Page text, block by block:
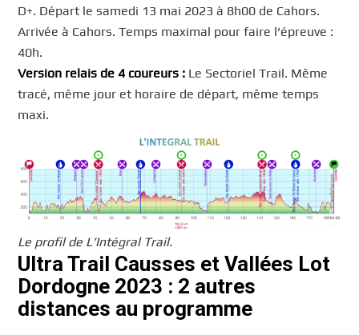
D+. Départ le samedi 13 mai 2023 à 8h00 de Cahors.
Arrivée à Cahors. Temps maximal pour faire l’épreuve :
40h.
Version relais de 4 coureurs : Le Sectoriel Trail. Même
tracé, même jour et horaire de départ, même temps
maxi.
Le profil de L’Intégral Trail.
Ultra Trail Causses et Vallées Lot
Dordogne 2023 : 2 autres
distances au programme